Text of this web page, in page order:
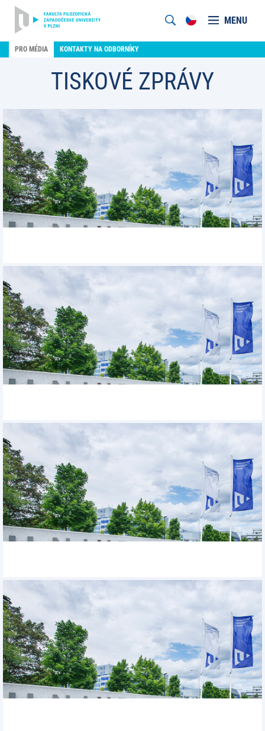
MENU
PRO MÉDIA KONTAKTY NA ODBORNÍKY
TISKOVÉ ZPRÁVY